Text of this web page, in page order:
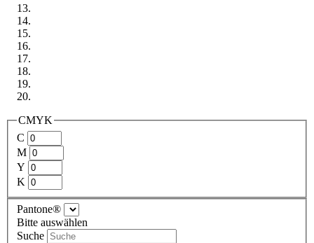
CMYK
C
M
Y
K
Pantone®
Bitte auswählen
Suche